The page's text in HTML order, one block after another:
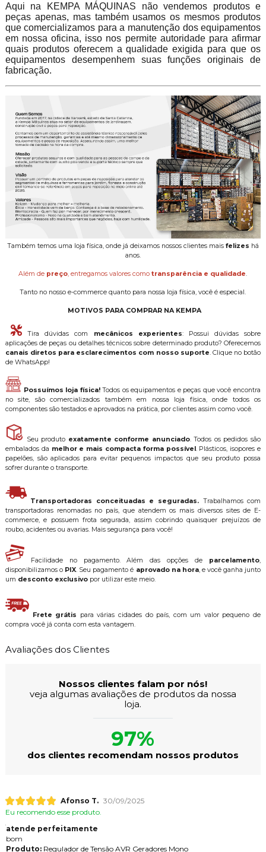
Aqui na KEMPA MÁQUINAS não vendemos produtos e
peças apenas, mas também usamos os mesmos produtos
que comercializamos para a manutenção dos equipamentos
em nossa oficina, isso nos permite autoridade para afirmar
quais produtos oferecem a qualidade exigida para que os
equipamentos desempenhem suas funções originais de
fabricação.
Também temos uma loja física, onde já deixamos nossos clientes mais felizes há
anos.
Além de preço, entregamos valores comotransparência e qualidade.
Tanto no nosso e-commerce quanto para nossa loja física, você é especial.
MOTIVOS PARA COMPRAR NA KEMPA
Tira dúvidas com mecânicos experientes: Possui dúvidas sobre
aplicações de peças ou detalhes técnicos sobre determinado produto? Oferecemos
canais diretos para esclarecimentos com nosso suporte. Clique no botão
de WhatsApp!
Possuímos loja física!Todos os equipamentos e peças que você encontra
no site, são comercializados também em nossa loja física, onde todos os
componentes são testados e aprovados na prática, por clientes assim como você.
Seu produto exatamente conforme anunciado. Todos os pedidos são
embalados da melhor e mais compacta forma possível . Plásticos, isopores e
papelões, são aplicados para evitar pequenos impactos que seu produto possa
sofrer durante o transporte.
Transportadoras conceituadas e seguradas. Trabalhamos com
transportadoras renomadas no país, que atendem os mais diversos sites de E-
commerce, e possuem frota segurada, assim cobrindo quaisquer prejuízos de
roubo, acidentes ou avarias. Mais segurança para você!
Facilidade no pagamento. Além das opções de parcelamento,
disponibilizamos o PIX. Seu pagamento é aprovado na hora, e você ganha junto
um desconto exclusivopor utilizar este meio.
Frete grátis para várias cidades do país, com um valor pequeno de
compra você já conta com esta vantagem.
Avaliações dos Clientes
Nossos clientes falam por nós!
veja algumas avaliações de produtos da nossa
loja.
97%
dos clientes recomendam nossos produtos
Afonso T. 30/09/2025
Eu recomendo esse produto.
atende perfeitamente
bom
Produto:Regulador de Tensão AVR Geradores Mono